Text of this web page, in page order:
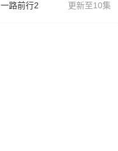
一路前行2 更新至10集